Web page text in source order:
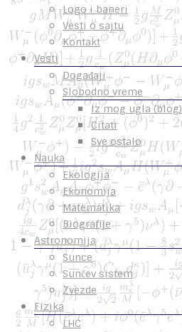
Logo i baneri
Vesti o sajtu
Kontakt
Vesti
Događaji
Slobodno vreme
Iz mog ugla (blog)
Citati
Sve ostalo
Nauka
Ekologija
Ekonomija
Matematika
Biografije
Astronomija
Sunce
Sunčev sistem
Zvezde
Fizika
LHC